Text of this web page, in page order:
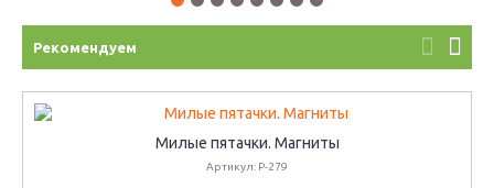
Рекомендуем
Милые пятачки. Магниты
Артикул: P-279